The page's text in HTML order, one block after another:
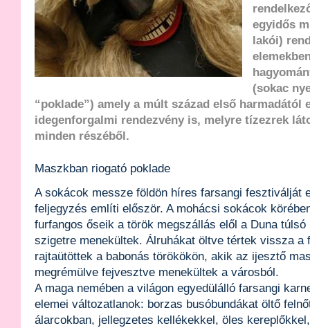
egyidős
lakói)
(sokac
“poklade”) amely a múlt század első harmadától
idegenforgalmi rendezvény is, melyre tízezrek
minden részéből.
Maszkban riogató poklade
A sokácok messze földön híres farsangi fesztiválját
feljegyzés említi először. A mohácsi sokácok
furfangos őseik a török megszállás elől a Duna
szigetre menekültek. Álruhákat öltve tértek vissza a
rajtaütöttek a babonás törökökön, akik az ijesztő
megrémülve fejvesztve menekültek a városból.
A maga nemében a világon egyedülálló farsangi
elemei változatlanok: borzas busóbundákat öltő
álarcokban, jellegzetes kellékekkel, öles